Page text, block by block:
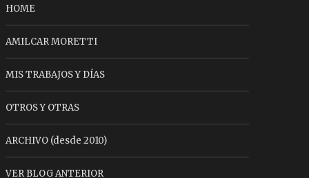
HOME
AMILCAR MORETTI
MIS TRABAJOS Y DÍAS
OTROS Y OTRAS
ARCHIVO (desde 2010)
VER BLOG ANTERIOR